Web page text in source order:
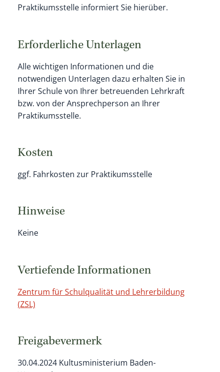
Praktikumsstelle informiert Sie hierüber.
Erforderliche Unterlagen
Alle wichtigen Informationen und die
notwendigen Unterlagen dazu erhalten Sie in
Ihrer Schule von Ihrer betreuenden Lehrkraft
bzw. von der Ansprechperson an Ihrer
Praktikumsstelle.
Kosten
ggf. Fahrkosten zur Praktikumsstelle
Hinweise
Keine
Vertiefende Informationen
Zentrum für Schulqualität und Lehrerbildung
(ZSL)
Freigabevermerk
30.04.2024 Kultusministerium Baden-